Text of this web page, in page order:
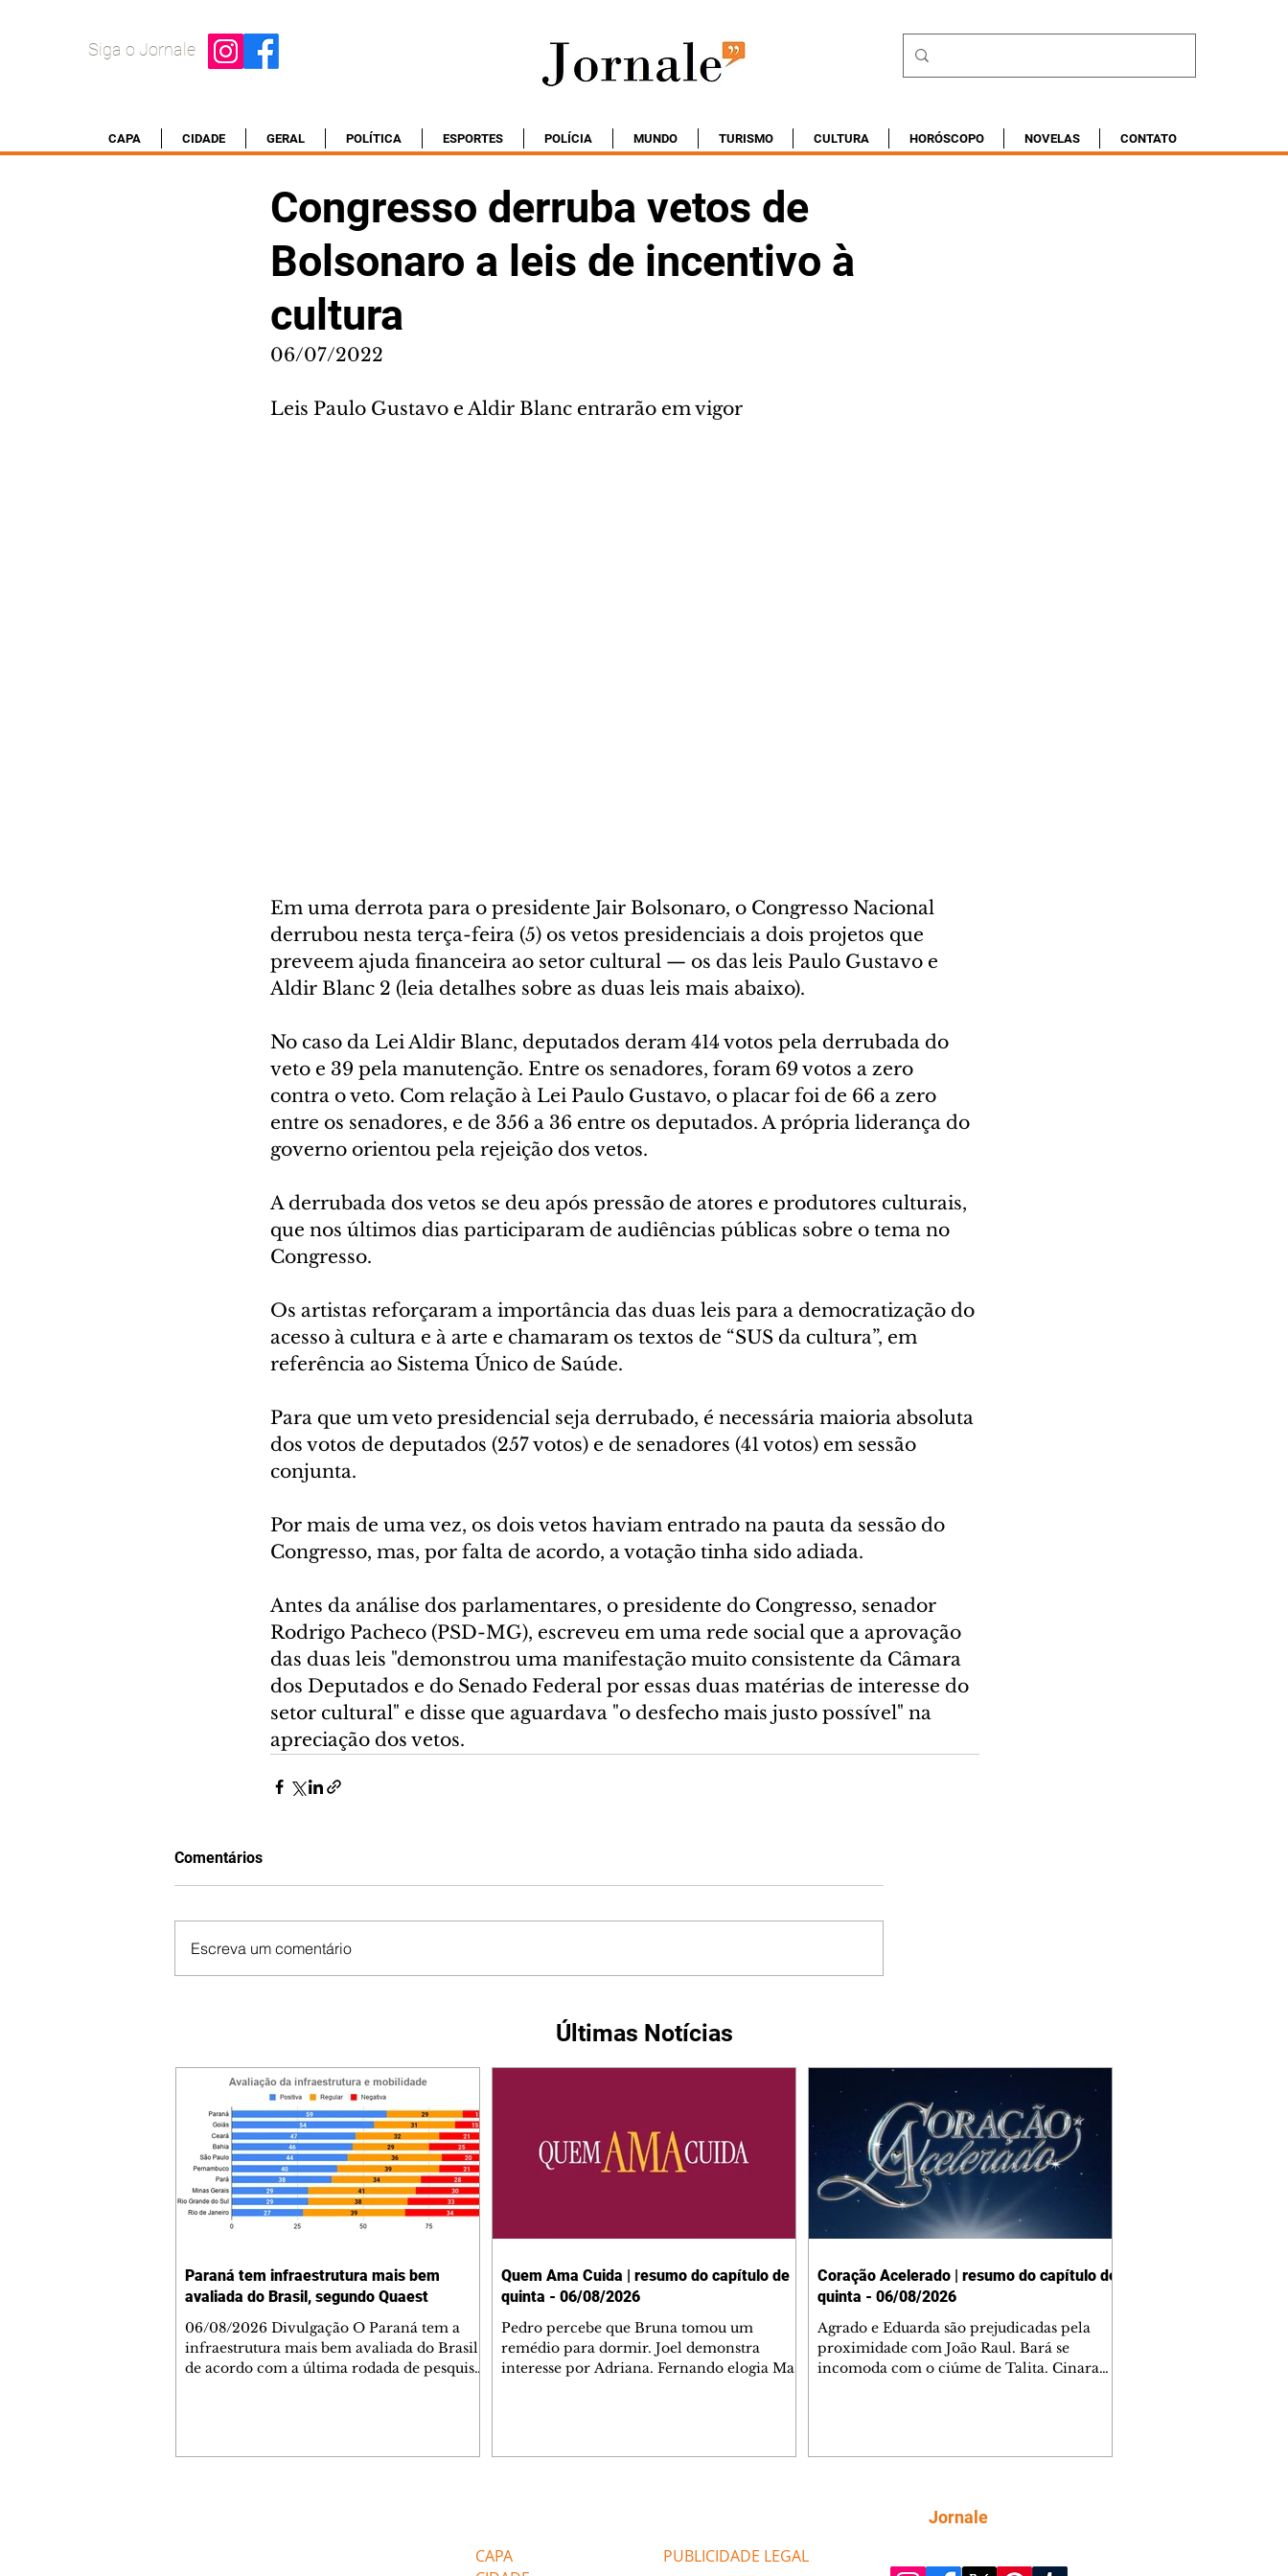
Siga o Jornale
CAPA CIDADE GERAL POLÍTICA ESPORTES POLÍCIA MUNDO TURISMO CULTURA HORÓSCOPO NOVELAS CONTATO
Congresso derruba vetos de
Bolsonaro a leis de incentivo à
cultura
06/07/2022
Leis Paulo Gustavo e Aldir Blanc entrarão em vigor
Em uma derrota para o presidente Jair Bolsonaro, o Congresso Nacional
derrubou nesta terça-feira (5) os vetos presidenciais a dois projetos que
preveem ajuda financeira ao setor cultural — os das leis Paulo Gustavo e
Aldir Blanc 2 (leia detalhes sobre as duas leis mais abaixo).
No caso da Lei Aldir Blanc, deputados deram 414 votos pela derrubada do
veto e 39 pela manutenção. Entre os senadores, foram 69 votos a zero
contra o veto. Com relação à Lei Paulo Gustavo, o placar foi de 66 a zero
entre os senadores, e de 356 a 36 entre os deputados. A própria liderança do
governo orientou pela rejeição dos vetos.
A derrubada dos vetos se deu após pressão de atores e produtores culturais,
que nos últimos dias participaram de audiências públicas sobre o tema no
Congresso.
Os artistas reforçaram a importância das duas leis para a democratização do
acesso à cultura e à arte e chamaram os textos de “SUS da cultura”, em
referência ao Sistema Único de Saúde.
Para que um veto presidencial seja derrubado, é necessária maioria absoluta
dos votos de deputados (257 votos) e de senadores (41 votos) em sessão
conjunta.
Por mais de uma vez, os dois vetos haviam entrado na pauta da sessão do
Congresso, mas, por falta de acordo, a votação tinha sido adiada.
Antes da análise dos parlamentares, o presidente do Congresso, senador
Rodrigo Pacheco (PSD-MG), escreveu em uma rede social que a aprovação
das duas leis "demonstrou uma manifestação muito consistente da Câmara
dos Deputados e do Senado Federal por essas duas matérias de interesse do
setor cultural" e disse que aguardava "o desfecho mais justo possível" na
apreciação dos vetos.
Comentários
Escreva um comentário
Últimas Notícias
Paraná tem infraestrutura mais bem
avaliada do Brasil, segundo Quaest
06/08/2026 Divulgação O Paraná tem a
infraestrutura mais bem avaliada do Brasil,
de acordo com a última rodada de pesquisas
Quem Ama Cuida | resumo do capítulo de
quinta - 06/08/2026
Pedro percebe que Bruna tomou um
remédio para dormir. Joel demonstra
interesse por Adriana. Fernando elogia Mau
restaurante. Otoniel se depara com o
retrato de Franc
Coração Acelerado | resumo do capítulo de
quinta - 06/08/2026
Agrado e Eduarda são prejudicadas pela
proximidade com João Raul. Bará se
incomoda com o ciúme de Talita. Cinara
Verônica, e liga para Cinara. Agrado pensa
em desfazer sua dupla com Eduarda para
CAPA
PUBLICIDADE LEGAL
Jornale